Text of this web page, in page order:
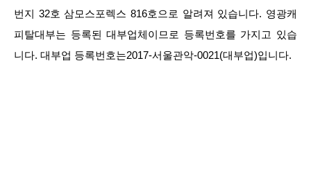
번지 32호 삼모스포렉스 816호으로 알려져 있습니다. 영광캐
피탈대부는 등록된 대부업체이므로 등록번호를 가지고 있습
니다. 대부업 등록번호는2017-서울관악-0021(대부업)입니다.